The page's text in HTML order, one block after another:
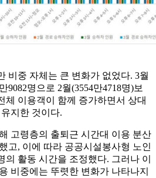
비중 자체는 큰 변화가 없었다. 3월
9082명으로 2월(3554만4718명)보
체 이용객이 함께 증가하면서 상대
지한 것이다.
고령층의 출퇴근 시간대 이용 분산
고, 이에 따라 공공시설봉사형 노인
의 활동 시간을 조정했다. 그러나 이
비중에는 뚜렷한 변화가 나타나지